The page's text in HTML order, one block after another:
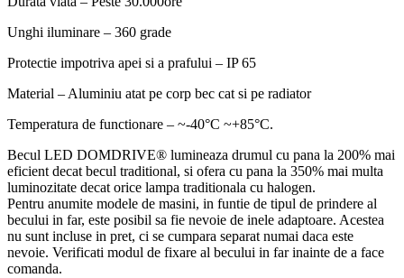
Unghi iluminare – 360 grade
Protectie impotriva apei si a prafului – IP 65
Material – Aluminiu atat pe corp bec cat si pe radiator
Temperatura de functionare – ~-40°C ~+85°C.
Becul LED DOMDRIVE® lumineaza drumul cu pana la 200% mai
eficient decat becul traditional, si ofera cu pana la 350% mai multa
luminozitate decat orice lampa traditionala cu halogen.
Pentru anumite modele de masini, in funtie de tipul de prindere al
becului in far, este posibil sa fie nevoie de inele adaptoare. Acestea
nu sunt incluse in pret, ci se cumpara separat numai daca este
nevoie. Verificati modul de fixare al becului in far inainte de a face
comanda.